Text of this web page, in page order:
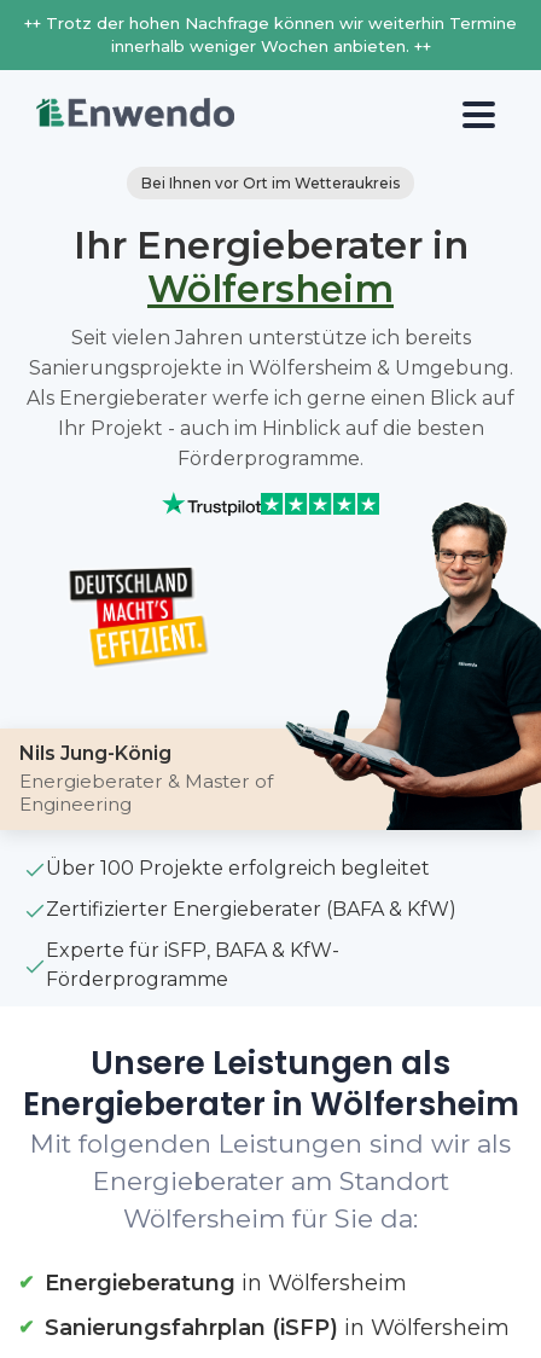
++ Trotz der hohen Nachfrage können wir weiterhin Termine
innerhalb weniger Wochen anbieten. ++
Bei Ihnen vor Ort im Wetteraukreis
Ihr Energieberater in
Wölfersheim
Seit vielen Jahren unterstütze ich bereits
Sanierungsprojekte in Wölfersheim & Umgebung.
Als Energieberater werfe ich gerne einen Blick auf
Ihr Projekt - auch im Hinblick auf die besten
Förderprogramme.
Nils Jung-König
Energieberater & Master of
Engineering
Über 100 Projekte erfolgreich begleitet
Zertifizierter Energieberater (BAFA & KfW)
Experte für iSFP, BAFA & KfW-
Förderprogramme
Unsere Leistungen als
Energieberater in Wölfersheim
Mit folgenden Leistungen sind wir als
Energieberater am Standort
Wölfersheim für Sie da:
Energieberatung in Wölfersheim
Sanierungsfahrplan (iSFP) in Wölfersheim